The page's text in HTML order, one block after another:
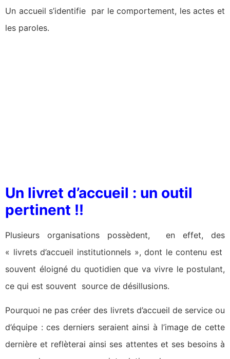
Un accueil s’identifie par le comportement, les actes et
les paroles.
Un livret d’accueil : un outil
pertinent !!
Plusieurs organisations possèdent, en effet, des
« livrets d’accueil institutionnels », dont le contenu est
souvent éloigné du quotidien que va vivre le postulant,
ce qui est souvent source de désillusions.
Pourquoi ne pas créer des livrets d’accueil de service ou
d’équipe : ces derniers seraient ainsi à l’image de cette
dernière et reflèterai ainsi ses attentes et ses besoins à